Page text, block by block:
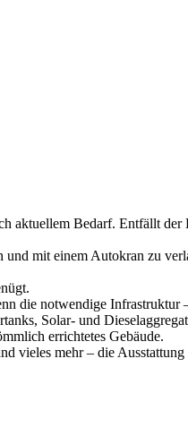
aktuellem Bedarf. Entfällt
mit einem Autokran zu
die notwendige Infrastruktur
Solar- und
errichtetes Gebäude.
vieles mehr – die